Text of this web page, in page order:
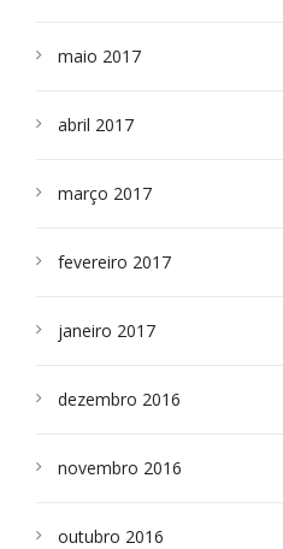
maio 2017
abril 2017
março 2017
fevereiro 2017
janeiro 2017
dezembro 2016
novembro 2016
outubro 2016